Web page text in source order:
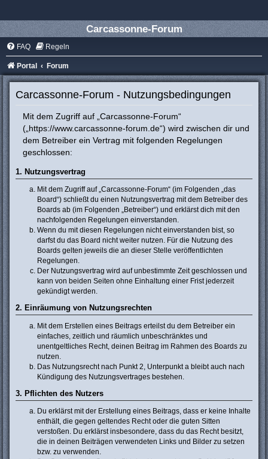
Carcassonne-Forum
FAQ Regeln
Portal Forum
Carcassonne-Forum - Nutzungsbedingungen
Mit dem Zugriff auf „Carcassonne-Forum“
(„https://www.carcassonne-forum.de“) wird zwischen dir und
dem Betreiber ein Vertrag mit folgenden Regelungen
geschlossen:
1. Nutzungsvertrag
Mit dem Zugriff auf „Carcassonne-Forum“ (im Folgenden „das
Board“) schließt du einen Nutzungsvertrag mit dem Betreiber des
Boards ab (im Folgenden „Betreiber“) und erklärst dich mit den
nachfolgenden Regelungen einverstanden.
Wenn du mit diesen Regelungen nicht einverstanden bist, so
darfst du das Board nicht weiter nutzen. Für die Nutzung des
Boards gelten jeweils die an dieser Stelle veröffentlichten
Regelungen.
Der Nutzungsvertrag wird auf unbestimmte Zeit geschlossen und
kann von beiden Seiten ohne Einhaltung einer Frist jederzeit
gekündigt werden.
2. Einräumung von Nutzungsrechten
Mit dem Erstellen eines Beitrags erteilst du dem Betreiber ein
einfaches, zeitlich und räumlich unbeschränktes und
unentgeltliches Recht, deinen Beitrag im Rahmen des Boards zu
nutzen.
Das Nutzungsrecht nach Punkt 2, Unterpunkt a bleibt auch nach
Kündigung des Nutzungsvertrages bestehen.
3. Pflichten des Nutzers
Du erklärst mit der Erstellung eines Beitrags, dass er keine Inhalte
enthält, die gegen geltendes Recht oder die guten Sitten
verstoßen. Du erklärst insbesondere, dass du das Recht besitzt,
die in deinen Beiträgen verwendeten Links und Bilder zu setzen
bzw. zu verwenden.